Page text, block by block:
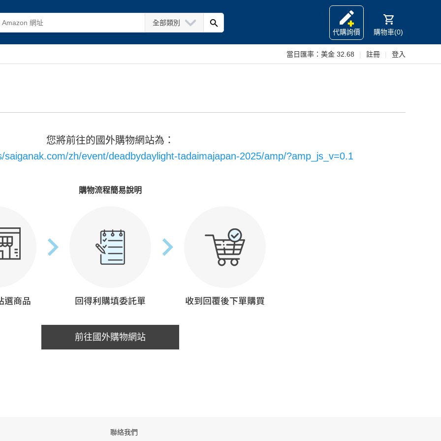
全部類別
代購詢價
購物車(0)
當日匯率： 美金 32.68 註冊 登入
您將前往的國外購物網站為：
zh/event/deadbydaylight-tadaimajapan-2025/amp/?amp_js_v=0.1
購物流程簡易說明
前往國外購物網站
聯絡我們